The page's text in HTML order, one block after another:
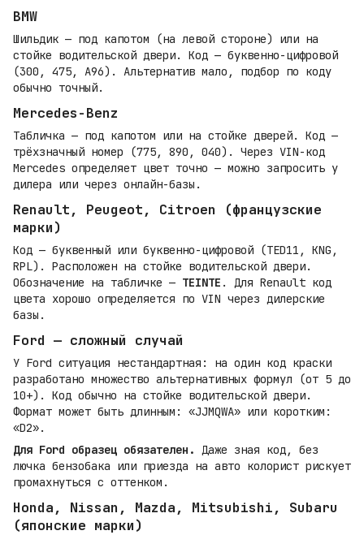
BMW
Шильдик — под капотом (на левой стороне) или на
стойке водительской двери. Код — буквенно-цифровой
(300, 475, A96). Альтернатив мало, подбор по коду
обычно точный.
Mercedes-Benz
Табличка — под капотом или на стойке дверей. Код —
трёхзначный номер (775, 890, 040). Через VIN-код
Mercedes определяет цвет точно — можно запросить у
дилера или через онлайн-базы.
Renault, Peugeot, Citroen (французские
марки)
Код — буквенный или буквенно-цифровой (TED11, KNG,
RPL). Расположен на стойке водительской двери.
Обозначение на табличке — TEINTE . Для Renault код
цвета хорошо определяется по VIN через дилерские
базы.
Ford — сложный случай
У Ford ситуация нестандартная: на один код краски
разработано множество альтернативных формул (от 5 до
10+). Код обычно на стойке водительской двери.
Формат может быть длинным: «JJMQWA» или коротким:
«D2».
Для Ford образец обязателен. Даже зная код, без
лючка бензобака или приезда на авто колорист рискует
промахнуться с оттенком.
Honda, Nissan, Mazda, Mitsubishi, Subaru
(японские марки)